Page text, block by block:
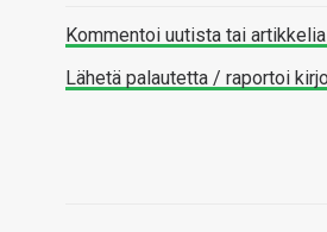
Kommentoi uutista tai
Lähetä palautetta / raportoi